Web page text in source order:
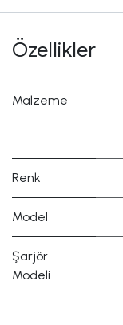
Özellikler
Malzeme
Renk
Model
Şarjör
Modeli